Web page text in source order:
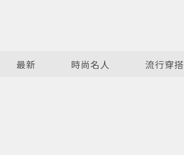
最新 時尚名人 流行穿搭